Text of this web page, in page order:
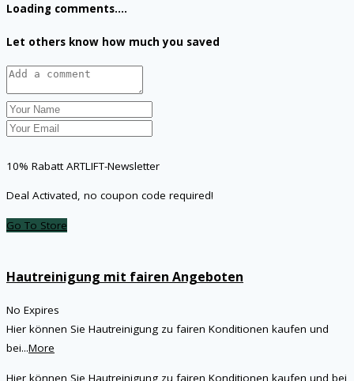
Loading comments....
Let others know how much you saved
10% Rabatt ARTLIFT-Newsletter
Deal Activated, no coupon code required!
Go To Store
Hautreinigung mit fairen Angeboten
No Expires
Hier können Sie Hautreinigung zu fairen Konditionen kaufen und
bei...More
Hier können Sie Hautreinigung zu fairen Konditionen kaufen und bei